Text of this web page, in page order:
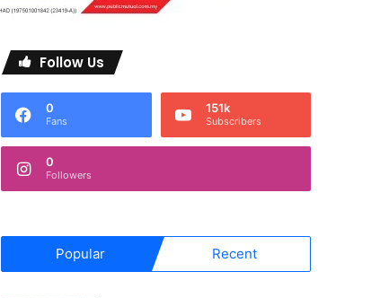
Follow Us
0
Fans
151k
Subscribers
0
Followers
Popular Recent